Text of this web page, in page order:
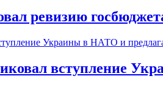
ревизию
вступление